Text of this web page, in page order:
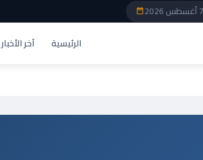
الرئيسية آخر الأخبار